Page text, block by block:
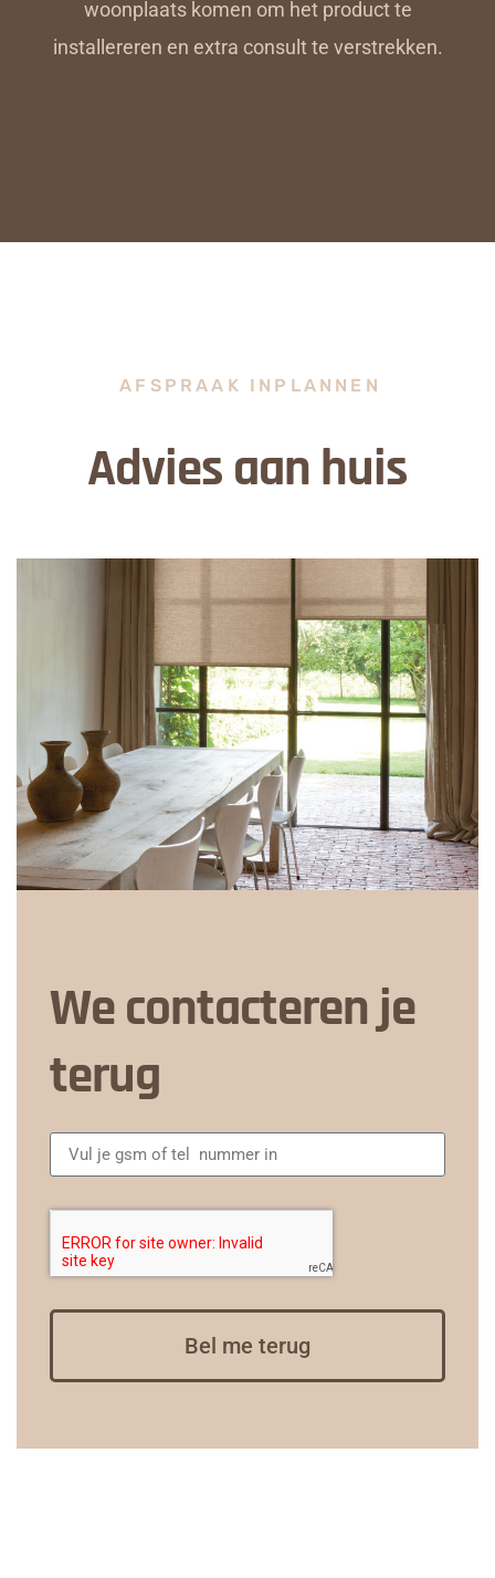
woonplaats komen om het product te
installereren en extra consult te verstrekken.
AFSPRAAK INPLANNEN
Advies aan huis
We contacteren je
terug
Bel me terug